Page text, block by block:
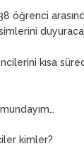
38 öğrenci
kısa
kimler?